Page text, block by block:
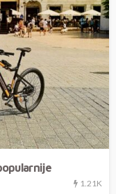
1.21K